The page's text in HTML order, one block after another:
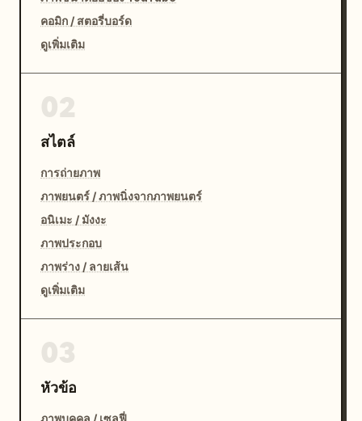
คอมิก / สตอรี่บอร์ด
ดูเพิ่มเติม
สไตล์
การถ่ายภาพ
ภาพยนตร์ / ภาพนิ่งจากภาพยนตร์
อนิเมะ / มังงะ
ภาพประกอบ
ภาพร่าง / ลายเส้น
ดูเพิ่มเติม
หัวข้อ
ภาพบุคคล / เซลฟี่